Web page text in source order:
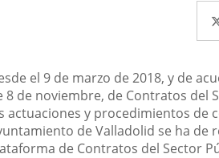
el 9 de marzo de 2018, y de
8 de noviembre, de Contratos del
actuaciones y procedimientos de
de Valladolid se ha de
de Contratos del Sector